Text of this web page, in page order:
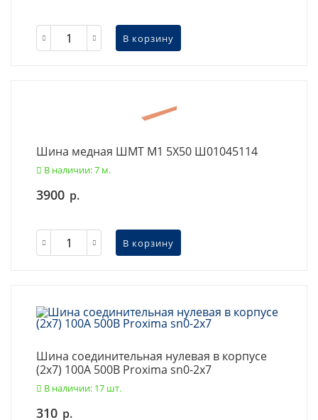
В корзину
Шина медная ШМТ М1 5X50 Ш01045114
В наличии: 7 м.
3900 р.
В корзину
Шина соединительная нулевая в корпусе
(2х7) 100А 500В Proxima sn0-2x7
В наличии: 17 шт.
310 р.